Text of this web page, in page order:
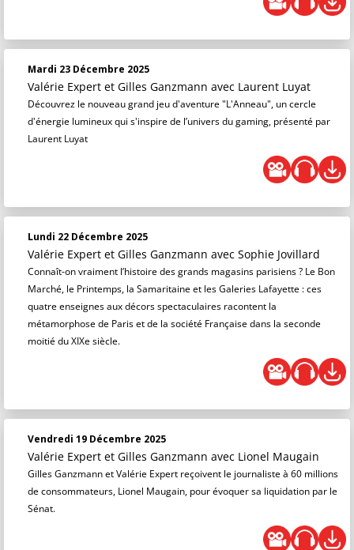
Mardi 23 Décembre 2025
Valérie Expert et Gilles Ganzmann avec Laurent Luyat
Découvrez le nouveau grand jeu d'aventure "L'Anneau", un cercle
d'énergie lumineux qui s'inspire de l’univers du gaming, présenté par
Laurent Luyat
Lundi 22 Décembre 2025
Valérie Expert et Gilles Ganzmann avec Sophie Jovillard
Connaît-on vraiment l’histoire des grands magasins parisiens ? Le Bon
Marché, le Printemps, la Samaritaine et les Galeries Lafayette : ces
quatre enseignes aux décors spectaculaires racontent la
métamorphose de Paris et de la société Française dans la seconde
moitié du XIXe siècle.
Vendredi 19 Décembre 2025
Valérie Expert et Gilles Ganzmann avec Lionel Maugain
Gilles Ganzmann et Valérie Expert reçoivent le journaliste à 60 millions
de consommateurs, Lionel Maugain, pour évoquer sa liquidation par le
Sénat.